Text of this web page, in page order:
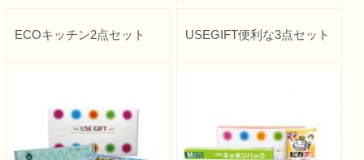
ECOキッチン2点セット USEGIFT便利な3点セット